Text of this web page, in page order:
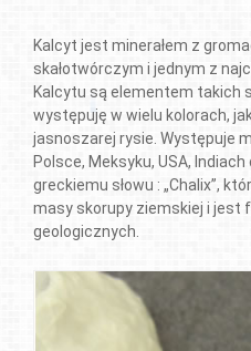
Kalcyt jest minerałem z
skałotwórczym i jednym z
Kalcytu są elementem takich
występuję w wielu kolorach,
jasnoszarej rysie. Występuje
Polsce, Meksyku, USA,
greckiemu słowu : „Chalix”,
masy skorupy ziemskiej i jest
geologicznych.